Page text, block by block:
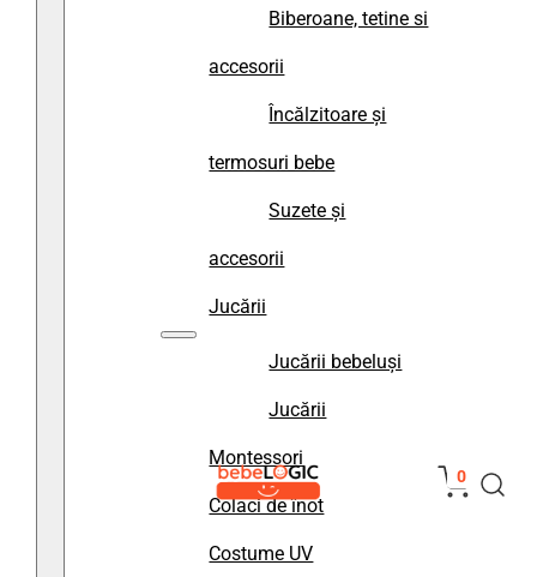
Biberoane, tetine si
accesorii
Încălzitoare și
termosuri bebe
Suzete și
accesorii
Jucării
Jucării bebeluși
Jucării
Montessori
Colaci de înot
Costume UV
0